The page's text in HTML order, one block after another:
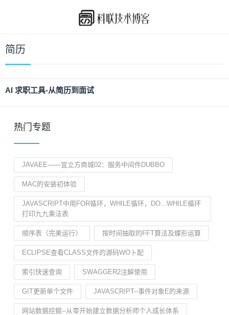
简历
AI 求职工具-从简历到面试
热门专题
JAVAEE——宜立方商城02：服务中间件DUBBO
MAC的安装初体验
JAVASCRIPT中用FOR循环，WHILE循环，DO...WHILE循环
打印九九乘法表
顺序表（完美运行） 按时间抽取的FFT算法及蝶形运算
ECLIPSE查看CLASS文件的源码WO卜配
索引快速查询 SWAGGER2注解使用
GIT更新单个文件 JAVASCRIPT--事件对象E的来源
网站数据挖掘--从零开始建立数据分析师个人成长体系